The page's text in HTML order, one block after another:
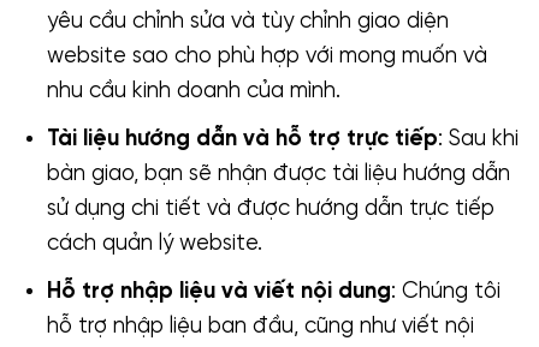
yêu cầu chỉnh sửa và tùy chỉnh giao diện
website sao cho phù hợp với mong muốn và
nhu cầu kinh doanh của mình.
Tài liệu hướng dẫn và hỗ trợ trực tiếp: Sau khi
bàn giao, bạn sẽ nhận được tài liệu hướng dẫn
sử dụng chi tiết và được hướng dẫn trực tiếp
cách quản lý website.
Hỗ trợ nhập liệu và viết nội dung: Chúng tôi
hỗ trợ nhập liệu ban đầu, cũng như viết nội